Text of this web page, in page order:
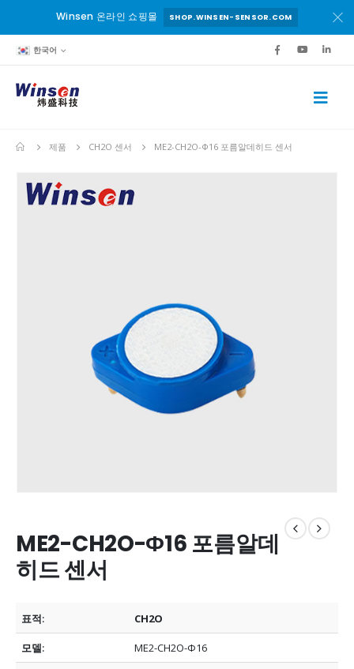
Winsen 온라인 쇼핑몰 SHOP.WINSEN-SENSOR.COM
한국어
제품 CH2O 센서 ME2-CH2O-Ф16 포름알데히드 센서
ME2-CH2O-Ф16 포름알데
히드 센서
표적: CH2O
모델: ME2-CH2O-Ф16